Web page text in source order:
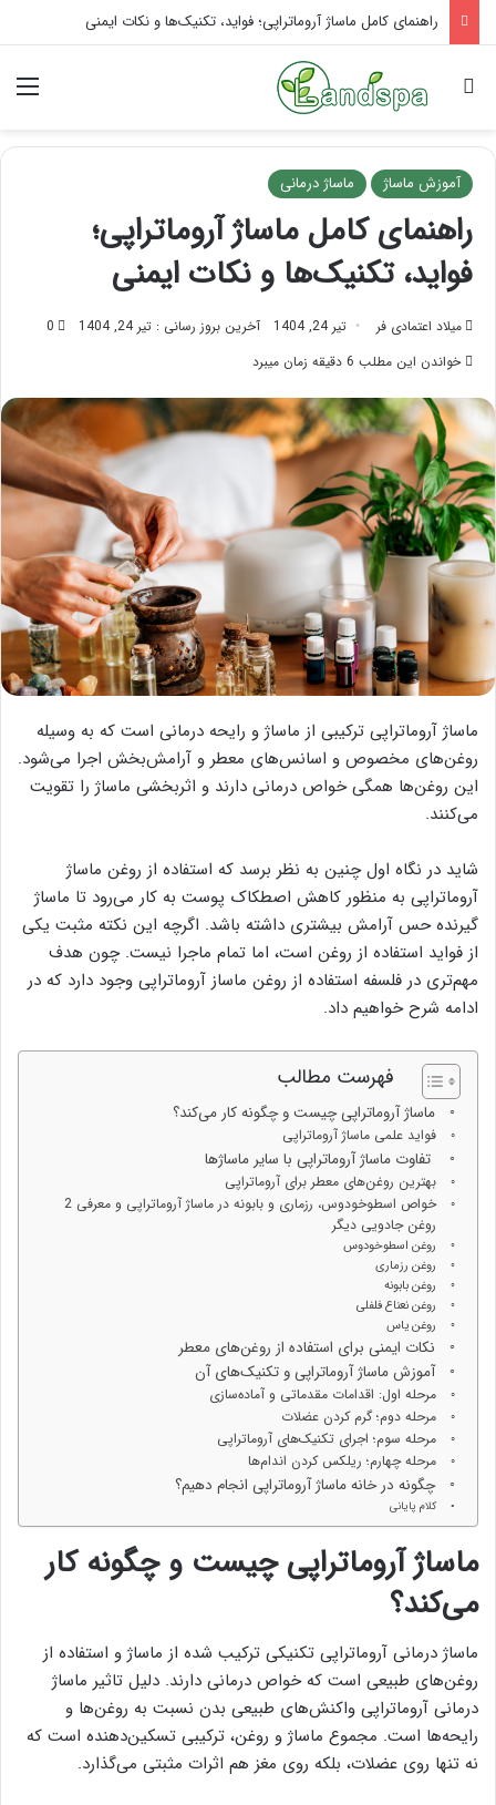
تاثیر ماساژ بر افسردگی؛ با ماساژ درمانی افسردگی را درمان کنید!
جستجو برای
آموزش ماساژ ماساژ درمانی
راهنمای کامل ماساژ آروماتراپی؛
فواید، تکنیک‌ها و نکات ایمنی
میلاد اعتمادی فر تیر 24, 1404 آخرین بروز رسانی : تیر 24, 1404
0
خواندن این مطلب 6 دقیقه زمان میبرد
ماساژ آروماتراپی ترکیبی از ماساژ و رایحه درمانی است که به وسیله
روغن‌های مخصوص و اسانس‌های معطر و آرامش‌بخش اجرا می‌شود.
این روغن‌ها همگی خواص درمانی دارند و اثربخشی ماساژ را تقویت
می‌کنند.
شاید در نگاه اول چنین به نظر برسد که استفاده از روغن ماساژ
آروماتراپی به منظور کاهش اصطکاک پوست به کار می‌رود تا ماساژ
گیرنده حس آرامش بیشتری داشته باشد. اگرچه این نکته مثبت یکی
از فواید استفاده از روغن است، اما تمام ماجرا نیست. چون هدف
مهم‌تری در فلسفه استفاده از روغن ماساز آروماتراپی وجود دارد که در
ادامه شرح خواهیم داد.
فهرست مطالب
ماساژ آروماتراپی چیست و چگونه کار می‌کند؟
فواید علمی ماساژ آروماتراپی
تفاوت ماساژ آروماتراپی با سایر ماساژها
بهترین روغن‌های معطر برای آروماتراپی
خواص اسطوخودوس، رزماری و بابونه در ماساژ آروماتراپی و معرفی 2
روغن جادویی دیگر
روغن اسطوخودوس
روغن رزماری
روغن بابونه
روغن نعناع فلفلی
روغن یاس
نکات ایمنی برای استفاده از روغن‌های معطر
آموزش ماساژ آروماتراپی و تکنیک‌های آن
مرحله اول: اقدامات مقدماتی و آماده‌سازی
مرحله دوم؛ گرم کردن عضلات
مرحله سوم؛ اجرای تکنیک‌های آروماتراپی
مرحله چهارم؛ ریلکس کردن اندام‌ها
چگونه در خانه ماساژ آروماتراپی انجام دهیم؟
کلام پایانی
ماساژ آروماتراپی چیست و چگونه کار
می‌کند؟
ماساژ درمانی آروماتراپی تکنیکی ترکیب شده از ماساژ و استفاده از
روغن‌های طبیعی است که خواص درمانی دارند. دلیل تاثیر ماساژ
درمانی آروماتراپی واکنش‌های طبیعی بدن نسبت به روغن‌ها و
رایحه‌ها است. مجموع ماساژ و روغن، ترکیبی تسکین‌دهنده است که
نه تنها روی عضلات، بلکه روی مغز هم اثرات مثبتی می‌گذارد.